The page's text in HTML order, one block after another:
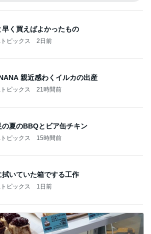
早く買えばよかったもの
ピックス 2日前
親近感わくイルカの出産
ピックス 21時間前
の夏のBBQとビア缶チキン
ピックス 15時間前
拭いていた箱でする工作
ピックス 1日前